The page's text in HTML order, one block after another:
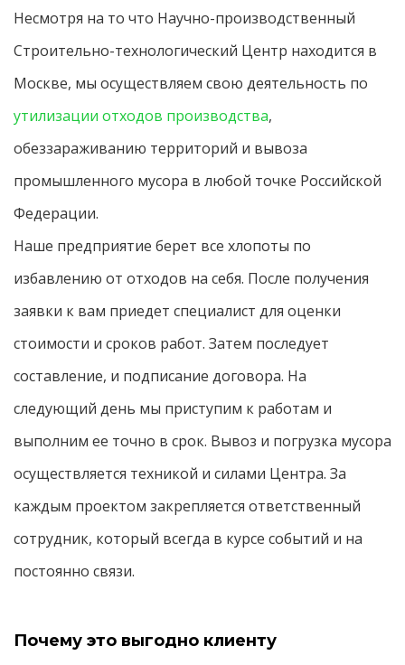
Несмотря на то что Научно-производственный
Строительно-технологический Центр находится в
Москве, мы осуществляем свою деятельность по
утилизации отходов производства,
обеззараживанию территорий и вывоза
промышленного мусора в любой точке Российской
Федерации.
Наше предприятие берет все хлопоты по
избавлению от отходов на себя. После получения
заявки к вам приедет специалист для оценки
стоимости и сроков работ. Затем последует
составление, и подписание договора. На
следующий день мы приступим к работам и
выполним ее точно в срок. Вывоз и погрузка мусора
осуществляется техникой и силами Центра. За
каждым проектом закрепляется ответственный
сотрудник, который всегда в курсе событий и на
постоянно связи.
Почему это выгодно клиенту